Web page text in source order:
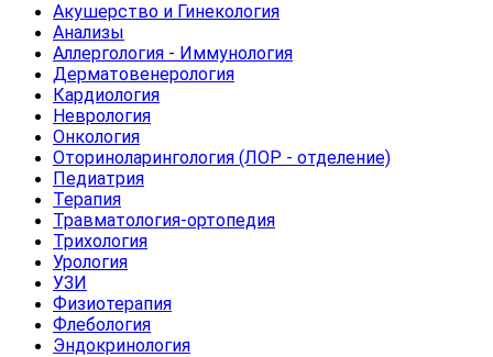
Акушерство и Гинекология
Анализы
Аллергология - Иммунология
Дерматовенерология
Кардиология
Неврология
Онкология
Оториноларингология (ЛОР - отделение)
Педиатрия
Терапия
Травматология-ортопедия
Трихология
Урология
УЗИ
Физиотерапия
Флебология
Эндокринология